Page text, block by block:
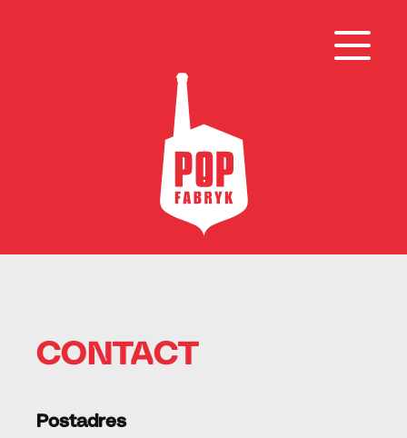
CONTACT
Postadres